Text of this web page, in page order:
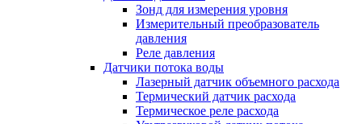
Зонд для измерения уровня
Измерительный преобразователь
давления
Реле давления
Датчики потока воды
Лазерный датчик объемного расхода
Термический датчик расхода
Термическое реле расхода